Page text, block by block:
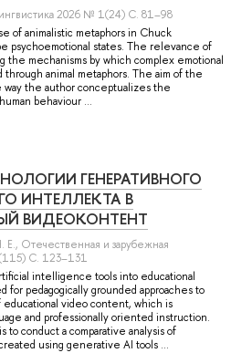
2026 № 1(24) С. 81–98
of animalistic metaphors in Chuck
psychoemotional states. The relevance of
mechanisms by which complex emotional
animal metaphors. The aim of the
the author conceptualizes the
behaviour ...
ГЕНЕРАТИВНОГО
ИНТЕЛЛЕКТА В
ВИДЕОКОНТЕНТ
Е., Отечественная и зарубежная
С. 123–131
intelligence tools into educational
pedagogically grounded approaches to
video content, which is
and professionally oriented instruction.
conduct a comparative analysis of
using generative AI tools ...